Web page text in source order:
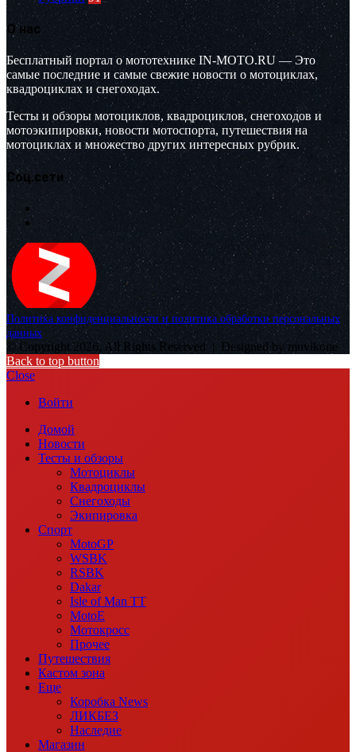
О нас
Бесплатный портал о мототехнике IN-MOTO.RU — Это
самые последние и самые свежие новости о мотоциклах,
квадроциклах и снегоходах.
Тесты и обзоры мотоциклов, квадроциклов, снегоходов и
мотоэкипировки, новости мотоспорта, путешествия на
мотоциклах и множество других интересных рубрик.
Соц.сети
Политика конфиденциальности и политика обработки персональных
данных
© Copyright 2026, All Rights Reserved |
Designed by muvikone
Back to top button
Close
Войти
Домой
Новости
Тесты и обзоры
Мотоциклы
Квадроциклы
Снегоходы
Экипировка
Спорт
MotoGP
WSBK
RSBK
Dakar
Isle of Man TT
MotoE
Мотокросс
Прочее
Путешествия
Кастом зона
Еще
Коробка News
ЛИКБЕЗ
Наследие
Магазин